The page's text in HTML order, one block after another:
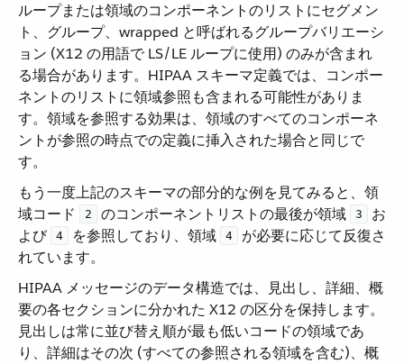
ループまたは領域のコンポーネントのリストにセグメン
ト、グループ、wrapped と呼ばれるグループバリエーシ
ョン (X12 の用語で LS/LE ループに使用) のみが含まれ
る場合があります。HIPAA スキーマ定義では、コンポー
ネントのリストに領域参照も含まれる可能性がありま
す。領域を参照する効果は、領域のすべてのコンポーネ
ントが参照の時点での定義に挿入された場合と同じで
す。
もう一度上記のスキーマの部分的な例を見てみると、領
域コード ​
2 ​ のコンポーネントリストの最後が領域 ​ 3
​ お
よび ​ 4 ​ を参照しており、領域 ​ 4
​ が必要に応じて反復さ
れています。
HIPAA メッセージのデータ構造では、見出し、詳細、概
要の各セクションに分かれた X12 の区分を保持します。
見出しは常に並び替え順が最も低いコードの領域であ
り、詳細はその次 (すべての参照される領域を含む)、概